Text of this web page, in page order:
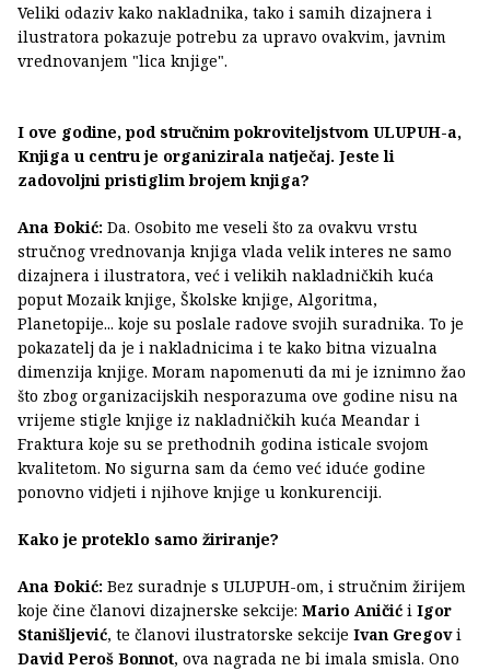
Veliki odaziv kako nakladnika, tako i samih dizajnera i
ilustratora pokazuje potrebu za upravo ovakvim, javnim
vrednovanjem "lica knjige".
I ove godine, pod stručnim pokroviteljstvom ULUPUH-a,
Knjiga u centru je organizirala natječaj. Jeste li
zadovoljni pristiglim brojem knjiga?
Ana Ðokić: Da. Osobito me veseli što za ovakvu vrstu
stručnog vrednovanja knjiga vlada velik interes ne samo
dizajnera i ilustratora, već i velikih nakladničkih kuća
poput Mozaik knjige, Školske knjige, Algoritma,
Planetopije... koje su poslale radove svojih suradnika. To je
pokazatelj da je i nakladnicima i te kako bitna vizualna
dimenzija knjige. Moram napomenuti da mi je iznimno žao
što zbog organizacijskih nesporazuma ove godine nisu na
vrijeme stigle knjige iz nakladničkih kuća Meandar i
Fraktura koje su se prethodnih godina isticale svojom
kvalitetom. No sigurna sam da ćemo već iduće godine
ponovno vidjeti i njihove knjige u konkurenciji.
Kako je proteklo samo žiriranje?
Ana Ðokić: Bez suradnje s ULUPUH-om, i stručnim žirijem
koje čine članovi dizajnerske sekcije: Mario Aničić i Igor
Stanišljević, te članovi ilustratorske sekcije Ivan Gregovi
David Peroš Bonnot, ova nagrada ne bi imala smisla. Ono